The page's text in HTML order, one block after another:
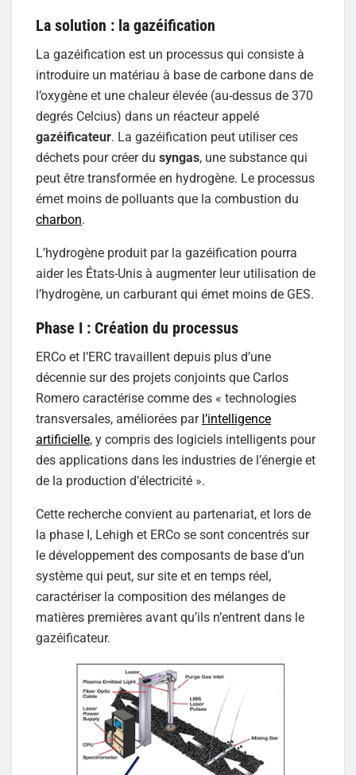
La solution : la gazéification
La gazéification est un processus qui consiste à
introduire un matériau à base de carbone dans de
l’oxygène et une chaleur élevée (au-dessus de 370
degrés Celcius) dans un réacteur appelé
gazéificateur. La gazéification peut utiliser ces
déchets pour créer du syngas, une substance qui
peut être transformée en hydrogène. Le processus
émet moins de polluants que la combustion du
charbon.
L’hydrogène produit par la gazéification pourra
aider les États-Unis à augmenter leur utilisation de
l’hydrogène, un carburant qui émet moins de GES.
Phase I : Création du processus
ERCo et l’ERC travaillent depuis plus d’une
décennie sur des projets conjoints que Carlos
Romero caractérise comme des « technologies
transversales, améliorées par l’intelligence
artificielle, y compris des logiciels intelligents pour
des applications dans les industries de l’énergie et
de la production d’électricité ».
Cette recherche convient au partenariat, et lors de
la phase I, Lehigh et ERCo se sont concentrés sur
le développement des composants de base d’un
système qui peut, sur site et en temps réel,
caractériser la composition des mélanges de
matières premières avant qu’ils n’entrent dans le
gazéificateur.